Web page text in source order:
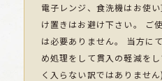
電子レンジ、食洗機はお使
け置きはお避け下さい。 ご
は必要ありません。 当方に
め処理をして貫入の軽減を
く入らない訳ではありませ